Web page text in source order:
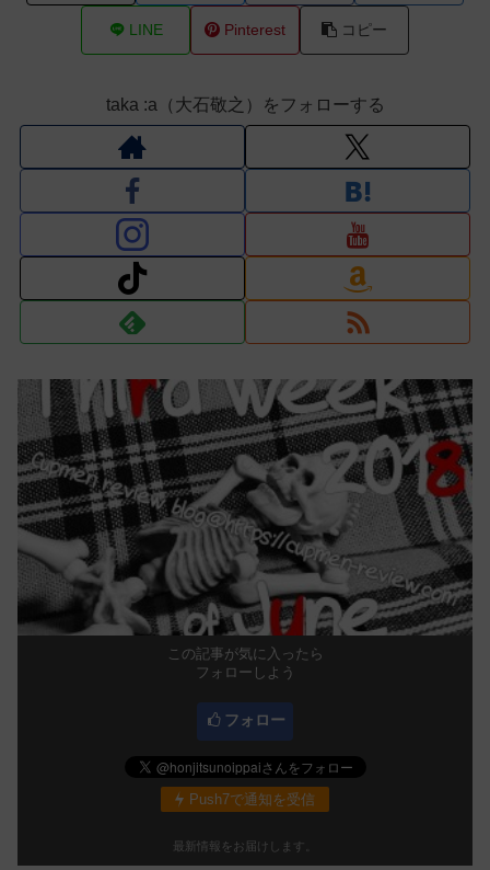
LINE Pinterest コピー
taka :a（大石敬之）をフォローする
この記事が気に入ったら
フォローしよう
フォロー
Push7で通知を受信
最新情報をお届けします。